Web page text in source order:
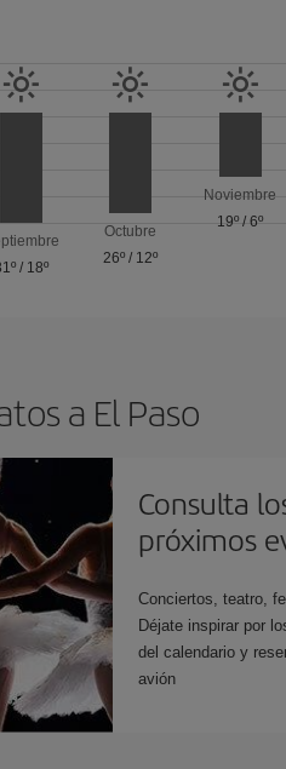
/ 18º
Octubre
26º / 12º
Noviembre
19º /6º
a El Paso
Consulta
próximos
Conciertos, teatro,
Déjate inspirar por
del calendario y
avión